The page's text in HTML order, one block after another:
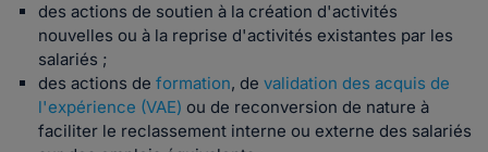
des actions de soutien à la création d'activités
nouvelles ou à la reprise d'activités existantes par les
salariés ;
des actions de formation, de validation des acquis de
l'expérience (VAE) ou de reconversion de nature à
faciliter le reclassement interne ou externe des salariés